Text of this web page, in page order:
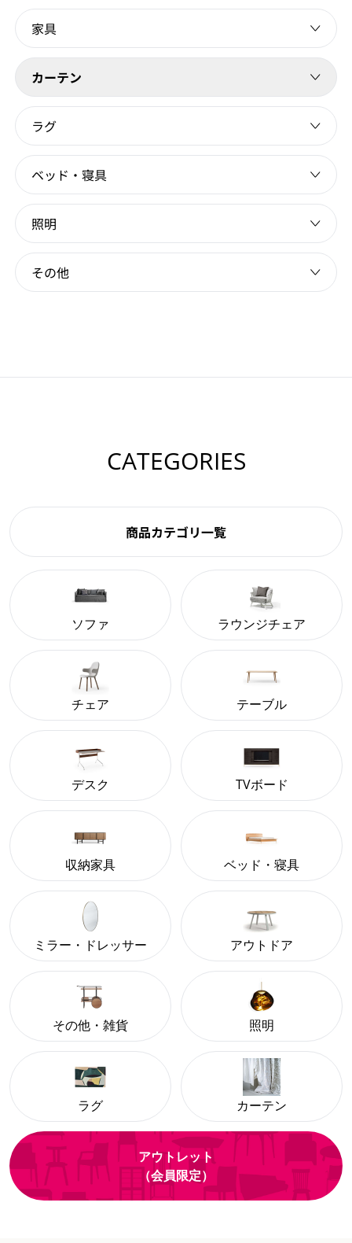
家具
カーテン
ラグ
ベッド・寝具
照明
その他
CATEGORIES
商品カテゴリ一覧
ソファ ラウンジチェア
チェア テーブル
デスク TVボード
収納家具 ベッド・寝具
ミラー・ドレッサー アウトドア
その他・雑貨 照明
ラグ カーテン
アウトレット
（会員限定）